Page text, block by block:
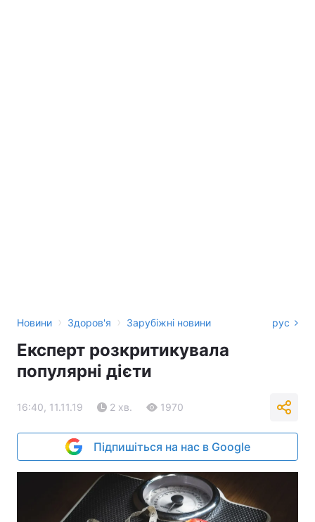
Новини › Здоров'я › Зарубіжні новини рус
Експерт розкритикувала
популярні дієти
16:40, 11.11.19 2 хв. 1970
Підпишіться на нас в Google